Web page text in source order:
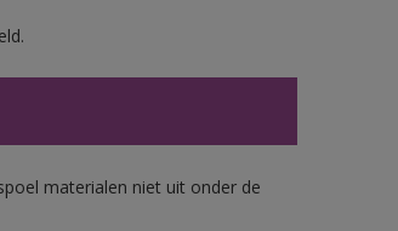
materialen niet uit onder de